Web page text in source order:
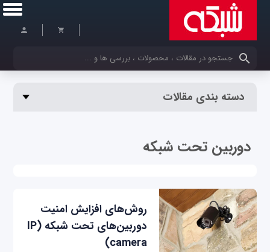
کلمات کلیدی خود را وارد کنید
دسته بندی مقالات
دوربین تحت شبکه
روش‌های افزایش امنیت
دوربین‌های تحت شبکه (IP
camera)